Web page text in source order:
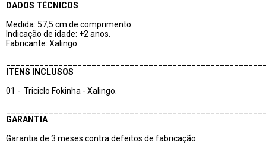
DADOS TÉCNICOS
Medida: 57,5 cm de comprimento.
Indicação de idade: +2 anos.
Fabricante: Xalingo
ITENS INCLUSOS
01 - Triciclo Fokinha - Xalingo.
GARANTIA
Garantia de 3 meses contra defeitos de fabricação.